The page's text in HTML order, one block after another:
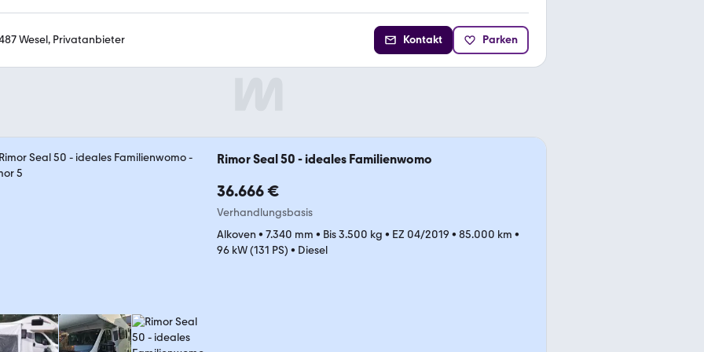
Wesel, Privatanbieter Kontakt Parken
Rimor Seal 50 - ideales Familienwomo
36.666 €
Verhandlungsbasis
Alkoven • 7.340 mm • Bis 3.500 kg • EZ 04/2019 • 85.000 km •
96 kW (131 PS) • Diesel